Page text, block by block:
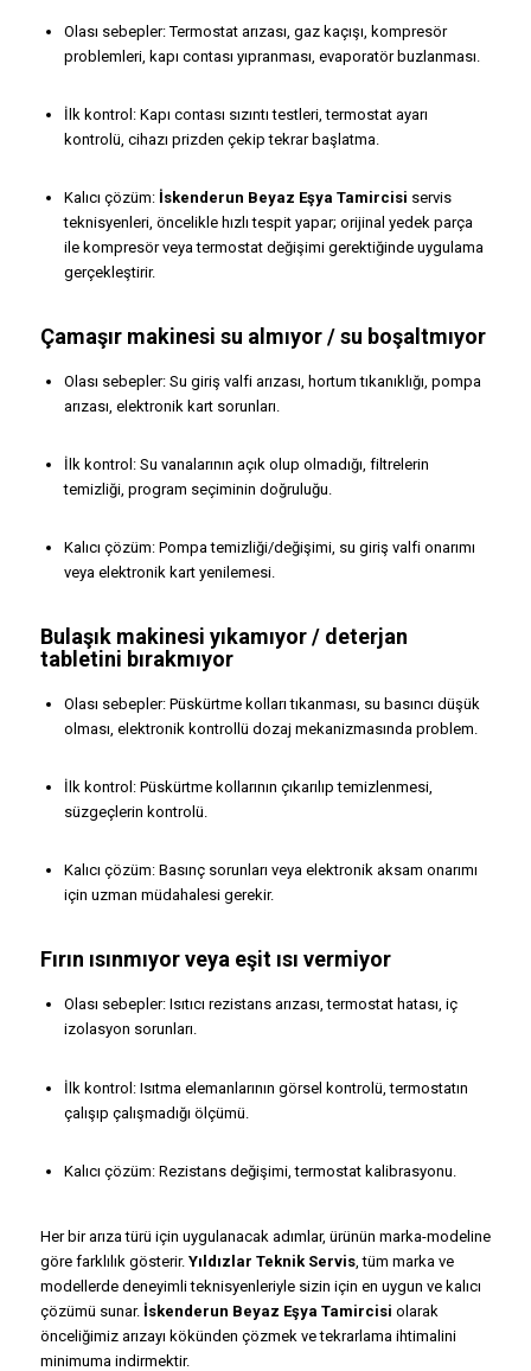
Olası sebepler: Termostat arızası, gaz kaçışı, kompresör
problemleri, kapı contası yıpranması, evaporatör buzlanması.
İlk kontrol: Kapı contası sızıntı testleri, termostat ayarı
kontrolü, cihazı prizden çekip tekrar başlatma.
Kalıcı çözüm: İskenderun Beyaz Eşya Tamircisi servis
teknisyenleri, öncelikle hızlı tespit yapar; orijinal yedek parça
ile kompresör veya termostat değişimi gerektiğinde uygulama
gerçekleştirir.
Çamaşır makinesi su almıyor / su boşaltmıyor
Olası sebepler: Su giriş valfi arızası, hortum tıkanıklığı, pompa
arızası, elektronik kart sorunları.
İlk kontrol: Su vanalarının açık olup olmadığı, filtrelerin
temizliği, program seçiminin doğruluğu.
Kalıcı çözüm: Pompa temizliği/değişimi, su giriş valfi onarımı
veya elektronik kart yenilemesi.
Bulaşık makinesi yıkamıyor / deterjan
tabletini bırakmıyor
Olası sebepler: Püskürtme kolları tıkanması, su basıncı düşük
olması, elektronik kontrollü dozaj mekanizmasında problem.
İlk kontrol: Püskürtme kollarının çıkarılıp temizlenmesi,
süzgeçlerin kontrolü.
Kalıcı çözüm: Basınç sorunları veya elektronik aksam onarımı
için uzman müdahalesi gerekir.
Fırın ısınmıyor veya eşit ısı vermiyor
Olası sebepler: Isıtıcı rezistans arızası, termostat hatası, iç
izolasyon sorunları.
İlk kontrol: Isıtma elemanlarının görsel kontrolü, termostatın
çalışıp çalışmadığı ölçümü.
Kalıcı çözüm: Rezistans değişimi, termostat kalibrasyonu.
Her bir arıza türü için uygulanacak adımlar, ürünün marka-modeline
göre farklılık gösterir. Yıldızlar Teknik Servis, tüm marka ve
modellerde deneyimli teknisyenleriyle sizin için en uygun ve kalıcı
çözümü sunar. İskenderun Beyaz Eşya Tamircisi olarak
önceliğimiz arızayı kökünden çözmek ve tekrarlama ihtimalini
minimuma indirmektir.